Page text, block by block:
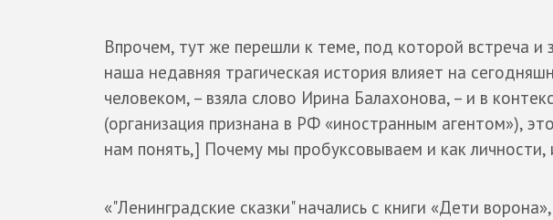
Впрочем, тут же перешли к теме, под которой встреча
наша недавняя трагическая история влияет на
человеком, – взяла слово Ирина Балахонова, – и в
(организация признана в РФ «иностранным агентом»),
нам понять,] Почему мы пробуксовываем и как
«"Ленинградские сказки" начались с книги «Дети